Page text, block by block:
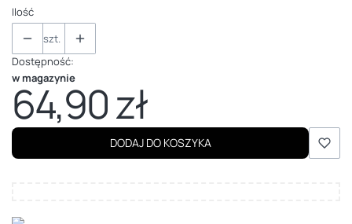
Ilość
szt.
Dostępność:
w magazynie
Cena
64,90 zł
DODAJ DO KOSZYKA